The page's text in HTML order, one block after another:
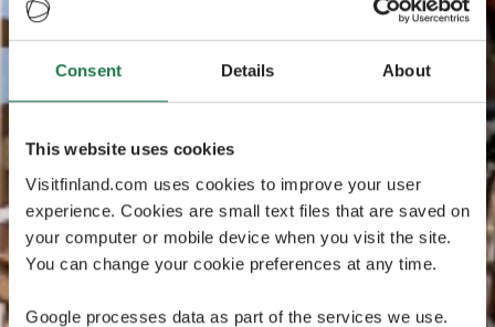
Consent Details About
This website uses cookies
Visitfinland.com uses cookies to improve your user
experience. Cookies are small text files that are saved on
your computer or mobile device when you visit the site.
You can change your cookie preferences at any time.
Google processes data as part of the services we use.